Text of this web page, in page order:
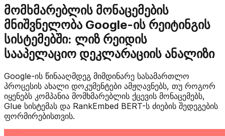
მომხმარებლის მონაცემების
მნიშვნელობა Google-ის რეიტინგის
სისტემებში: ლიზ რეიდის
სააპელაციო დეკლარაციის ანალიზი
Google-ის წინააღმდეგ მიმდინარე სასამართლო
პროცესის ახალი დოკუმენტები ამჟღავნებს, თუ როგორ
იყენებს კომპანია მომხმარებლის ქცევის მონაცემებს,
Glue სისტემას და RankEmbed BERT-ს ძიების შედეგების
ფორმირებისთვის.